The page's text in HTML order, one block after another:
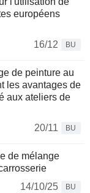
européens
16/12
BU
de peinture au
les avantages de
aux ateliers de
20/11
BU
de mélange
14/10/25
BU